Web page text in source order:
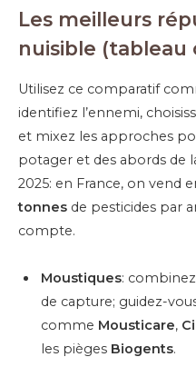
Les meilleurs
nuisible (tableau
Utilisez ce comparatif
identifiez l’ennemi,
et mixez les approches
potager et des abords de
2025: en France, on vend
tonnes de pesticides par
compte.
Moustiques:
de capture; guidez-
comme Mousticare,
les pièges Biogents.